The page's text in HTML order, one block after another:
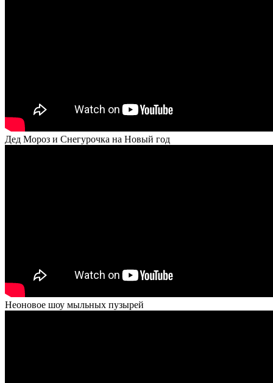
Дед Мороз и Снегурочка на Новый год
Неоновое шоу мыльных пузырей